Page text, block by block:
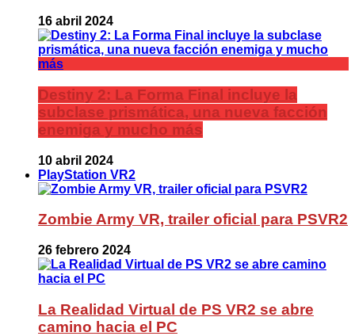
16 abril 2024
Destiny 2: La Forma Final incluye la
subclase prismática, una nueva facción
enemiga y mucho más
10 abril 2024
PlayStation VR2
Zombie Army VR, trailer oficial para PSVR2
26 febrero 2024
La Realidad Virtual de PS VR2 se abre
camino hacia el PC